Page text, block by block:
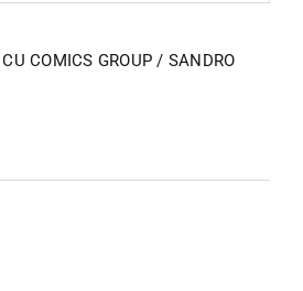
COMICS GROUP / SANDRO